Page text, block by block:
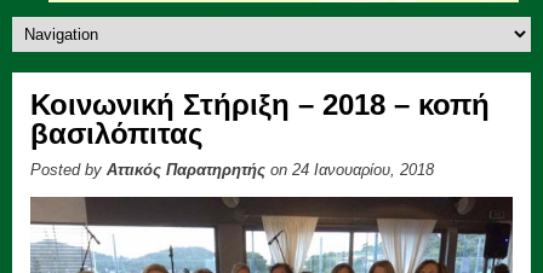
Κοινωνική Στήριξη – 2018 – κοπή
βασιλόπιτας
Posted by Αττικός Παρατηρητής on 24 Ιανουαρίου, 2018